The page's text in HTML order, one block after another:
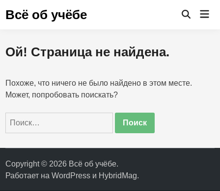
Всё об учёбе
Открыть
Ой! Страница не найдена.
Похоже, что ничего не было найдено в этом месте.
Может, попробовать поискать?
Найти:
Copyright © 2026 Всё об учёбе.
Работает наWordPress и HybridMag.